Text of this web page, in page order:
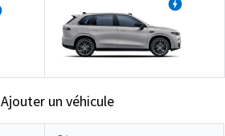
Ajouter un véhicule